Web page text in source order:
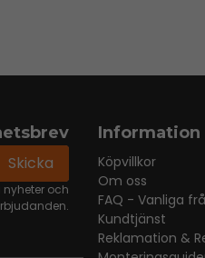
Skicka
och
Information
Köpvillkor
Om oss
FAQ - Vanliga
Kundtjänst
Reklamation &